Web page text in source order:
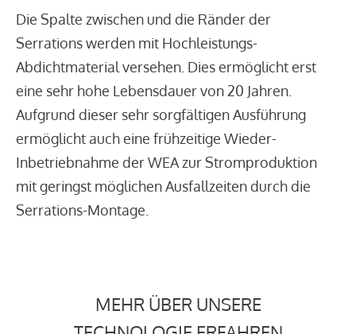
Die Spalte zwischen und die Ränder der
Serrations werden mit Hochleistungs-
Abdichtmaterial versehen. Dies ermöglicht erst
eine sehr hohe Lebensdauer von 20 Jahren.
Aufgrund dieser sehr sorgfältigen Ausführung
ermöglicht auch eine frühzeitige Wieder-
Inbetriebnahme der WEA zur Stromproduktion
mit geringst möglichen Ausfallzeiten durch die
Serrations-Montage.
MEHR ÜBER UNSERE